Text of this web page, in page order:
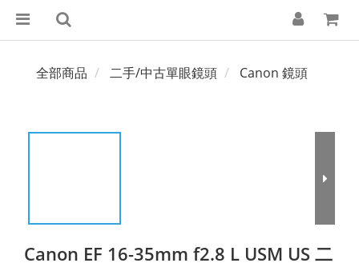
全部商品 二手/中古單眼鏡頭 Canon 鏡頭
Canon EF 16-35mm f2.8 L USM US 二